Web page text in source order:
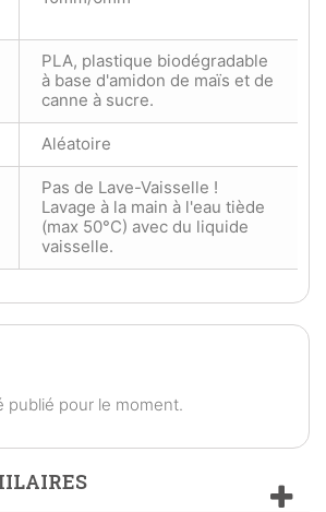
PLA, plastique biodégradable
à base d'amidon de maïs et de
canne à sucre.
Aléatoire
Pas de Lave-Vaisselle !
Lavage à la main à l'eau tiède
(max 50°C) avec du liquide
vaisselle.
publié pour le moment.